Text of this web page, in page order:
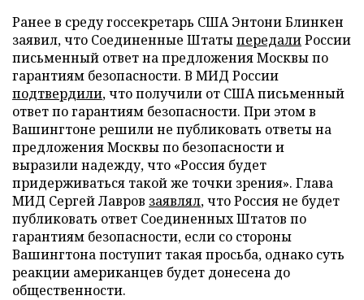
Ранее в среду госсекретарь США Энтони Блинкен
заявил, что Соединенные ШтатыпередалиРоссии
письменный ответ на предложения Москвы по
гарантиям безопасности. В МИД России
подтвердили, что получили от США письменный
ответ по гарантиям безопасности. При этом в
Вашингтоне решили не публиковать ответы на
предложения Москвы по безопасности и
выразили надежду, что «Россия будет
придерживаться такой же точки зрения». Глава
МИД Сергей Лавров заявлял, что Россия не будет
публиковать ответ Соединенных Штатов по
гарантиям безопасности, если со стороны
Вашингтона поступит такая просьба, однако суть
реакции американцев будет донесена до
общественности.